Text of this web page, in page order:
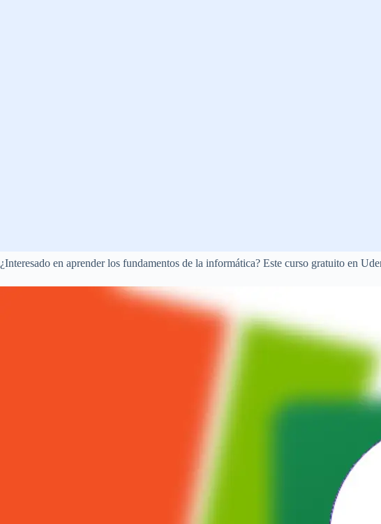
¿Interesado en aprender los fundamentos de la informática? Este curso gratuito en